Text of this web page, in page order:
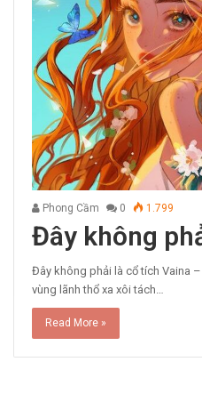
Phong Cầm 0 1.799
Đây không
Đây không phải là cổ tích Vaina
vùng lãnh thổ xa xôi tách…
Read More »